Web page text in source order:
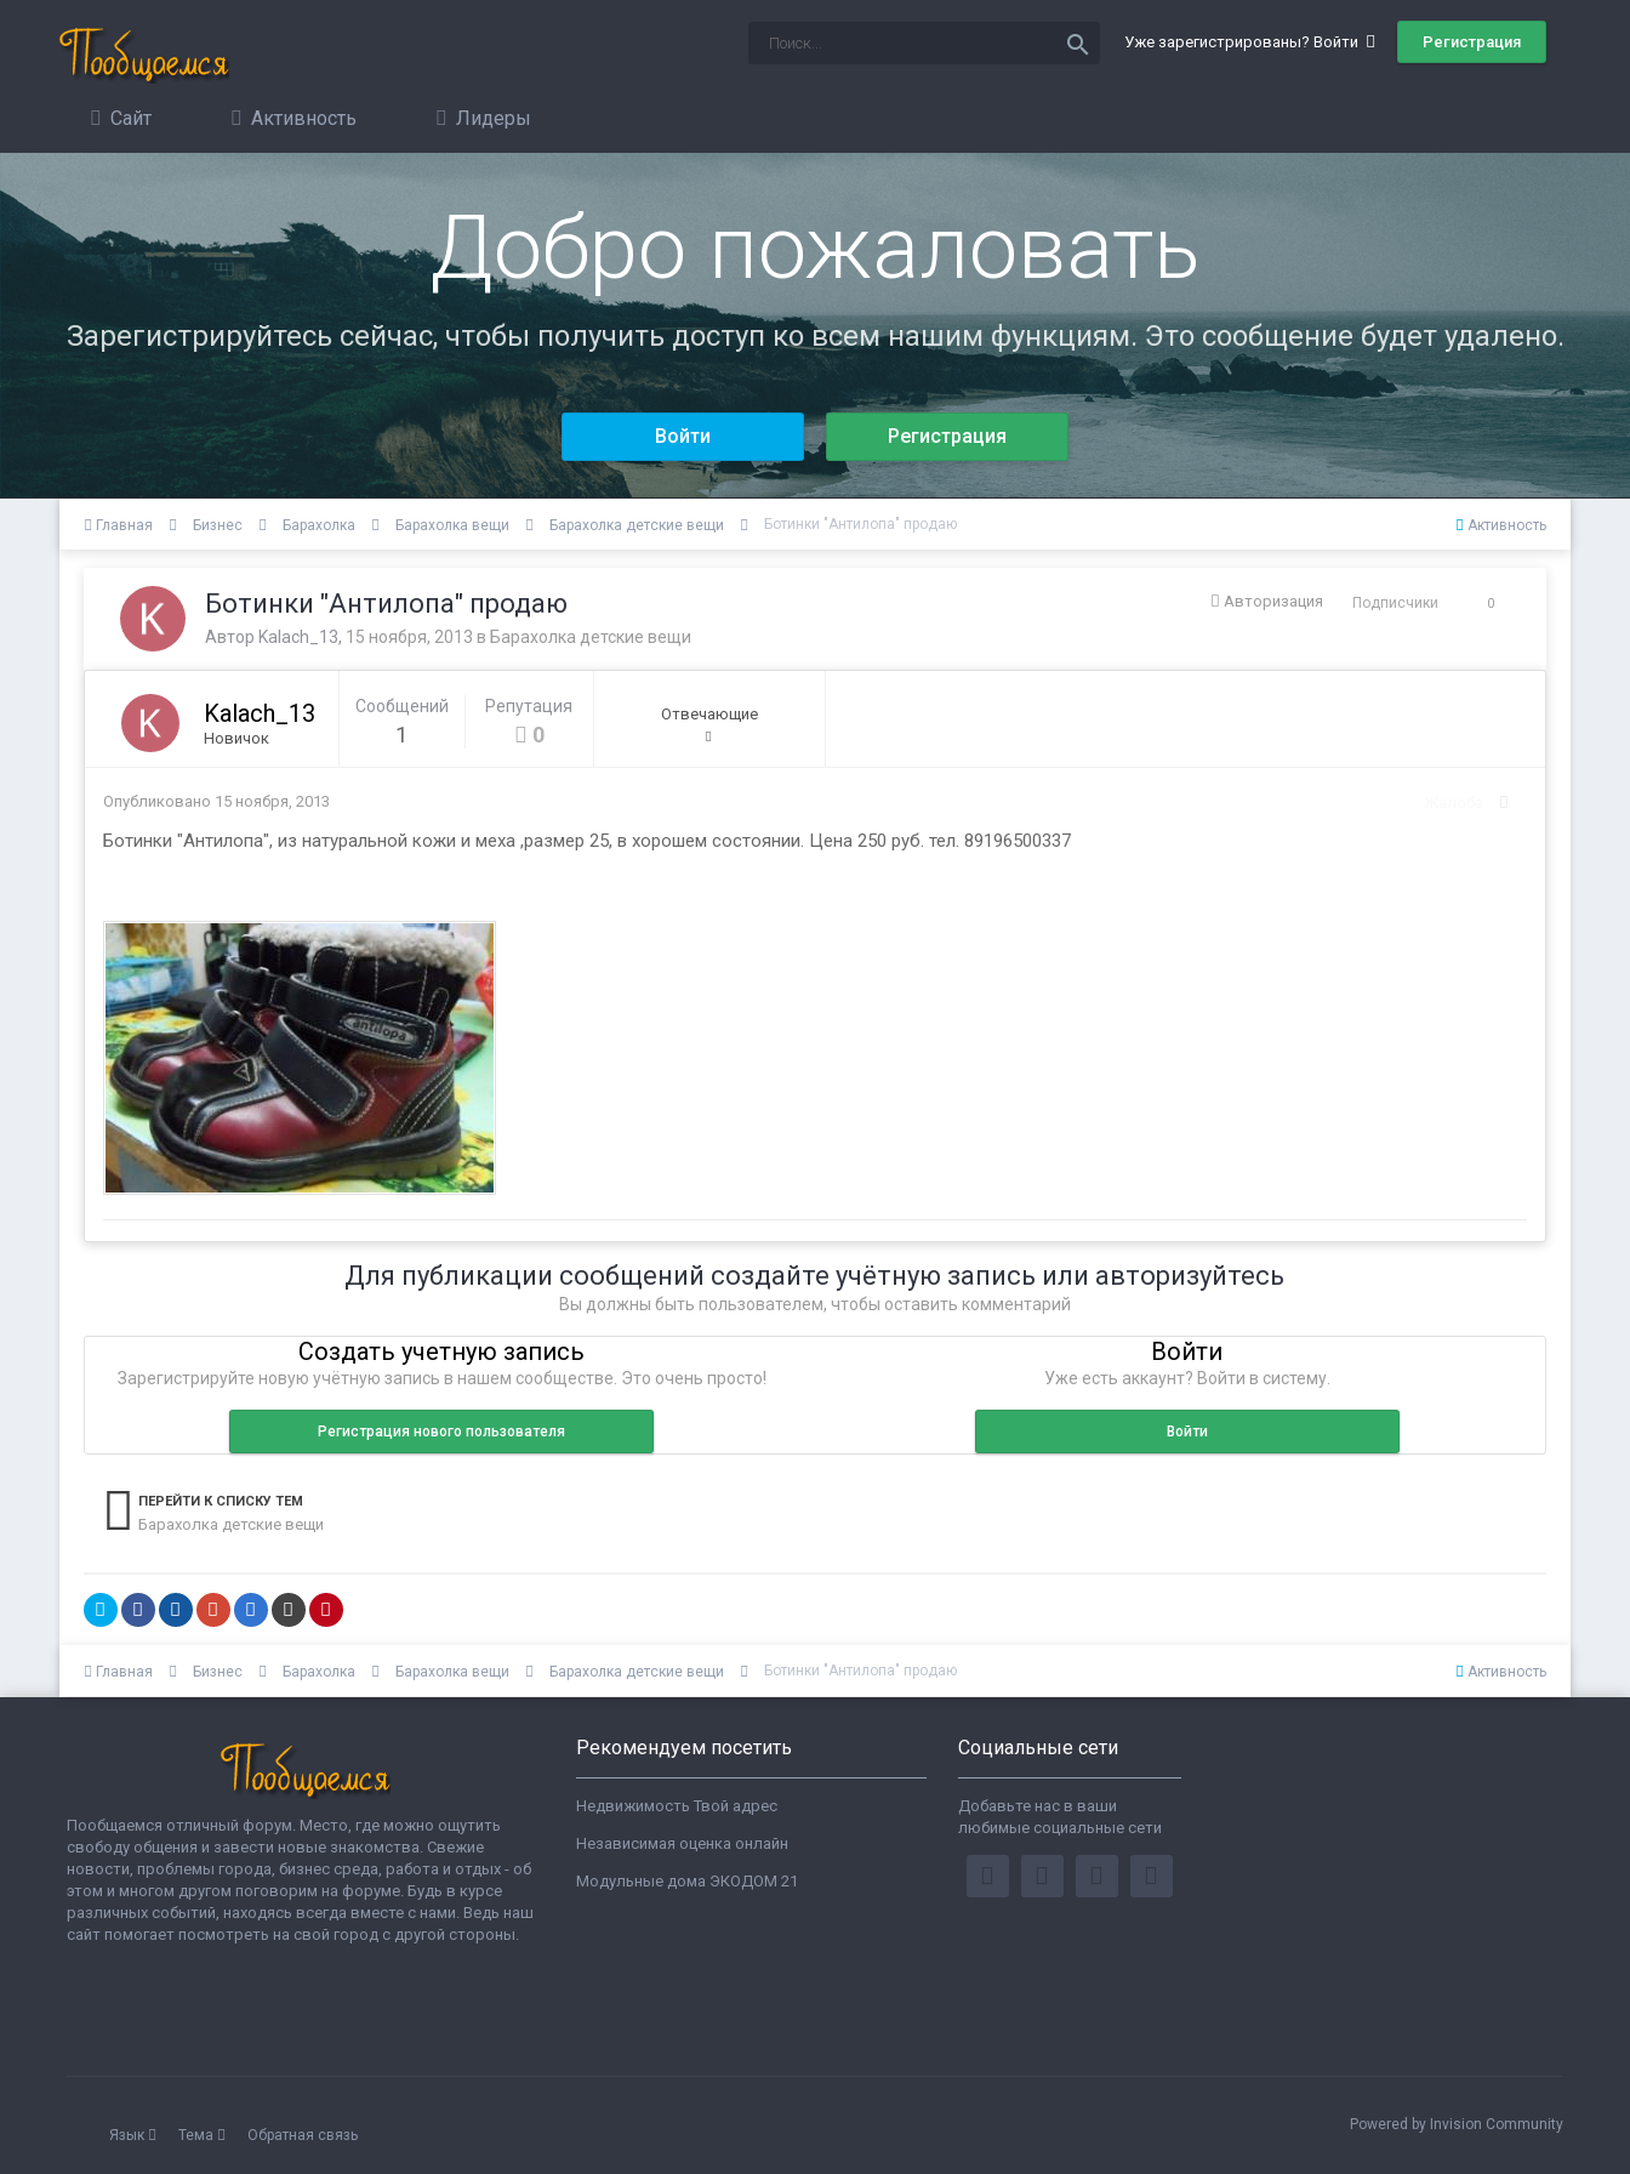
Уже зарегистрированы? Войти Регистрация
search
Сайт Активность Лидеры
Добро пожаловать
Зарегистрируйтесь сейчас, чтобы получить доступ ко всем нашим функциям. Это сообщение будет удалено.
Войти Регистрация
Активность
Главная Бизнес Барахолка Барахолка вещи Барахолка детские вещи Ботинки "Антилопа" продаю
Авторизация Подписчики 0
Ботинки "Антилопа" продаю
Автор Kalach_13, 15 ноября, 2013 в Барахолка детские вещи
Kalach_13
Новичок
Сообщений
1
Репутация
0
Отвечающие
Опубликовано 15 ноября, 2013
Ботинки "Антилопа", из натуральной кожи и меха ,размер 25, в хорошем состоянии. Цена 250 руб. тел. 89196500337
Для публикации сообщений создайте учётную запись или авторизуйтесь
Вы должны быть пользователем, чтобы оставить комментарий
Создать учетную запись
Зарегистрируйте новую учётную запись в нашем сообществе. Это очень просто!
Регистрация нового пользователя
Войти
Уже есть аккаунт? Войти в систему.
Войти
ПЕРЕЙТИ К СПИСКУ ТЕМ
Барахолка детские вещи
Активность
Главная Бизнес Барахолка Барахолка вещи Барахолка детские вещи Ботинки "Антилопа" продаю
Пообщаемся отличный форум. Место, где можно ощутить
свободу общения и завести новые знакомства. Свежие
новости, проблемы города, бизнес среда, работа и отдых - об
этом и многом другом поговорим на форуме. Будь в курсе
различных событий, находясь всегда вместе с нами. Ведь наш
сайт помогает посмотреть на свой город с другой стороны.
Рекомендуем посетить
Недвижимость Твой адрес
Независимая оценка онлайн
Модульные дома ЭКОДОМ 21
Социальные сети
Добавьте нас в ваши
любимые социальные сети
Язык Тема Обратная связь
Powered by Invision Community